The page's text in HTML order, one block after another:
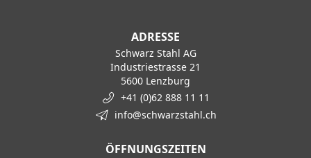
ADRESSE
Schwarz Stahl AG
Industriestrasse 21
5600 Lenzburg
+41 (0)62 888 11 11
info@schwarzstahl.ch
ÖFFNUNGSZEITEN